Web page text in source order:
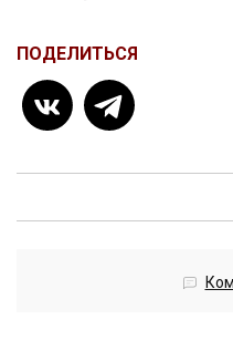
ПОДЕЛИТЬСЯ